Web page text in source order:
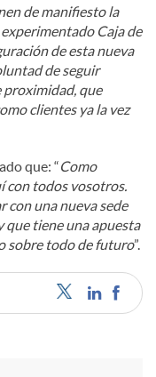
de manifiesto la
Caja de
de esta nueva
de seguir
que
clientes ya la vez
que: “Como
con todos vosotros.
con una nueva sede
que tiene una apuesta
sobre todo de futuro”.